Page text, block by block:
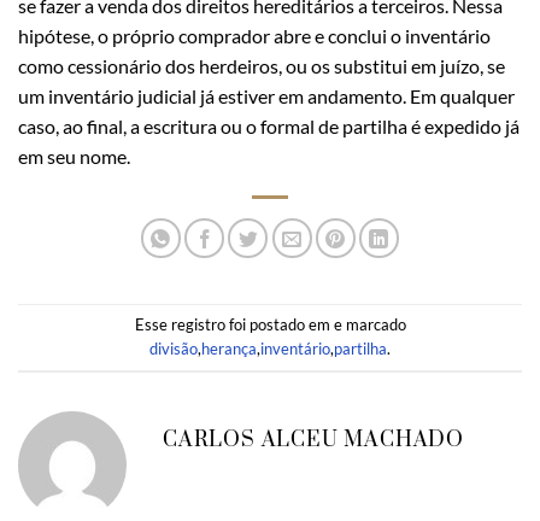
se fazer a venda dos direitos hereditários a terceiros. Nessa
hipótese, o próprio comprador abre e conclui o inventário
como cessionário dos herdeiros, ou os substitui em juízo, se
um inventário judicial já estiver em andamento. Em qualquer
caso, ao final, a escritura ou o formal de partilha é expedido já
em seu nome.
Esse registro foi postado em e marcado
divisão,herança,inventário,partilha.
CARLOS ALCEU MACHADO